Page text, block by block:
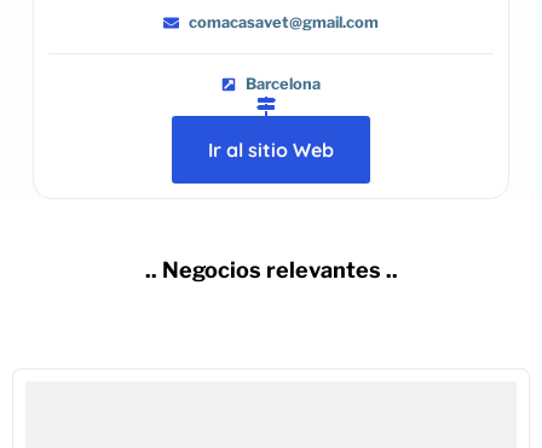
comacasavet@gmail.com
Barcelona
Ir al sitio Web
.. Negocios relevantes ..